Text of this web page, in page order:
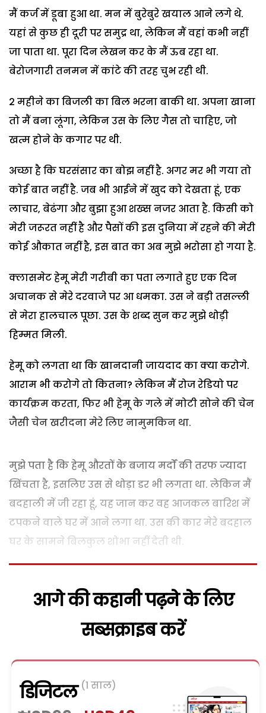
मैं कर्ज में डूबा हुआ था. मन में बुरेबुरे खयाल आने लगे थे.
यहां से कुछ ही दूरी पर समुद्र था, लेकिन मैं वहां कभी नहीं
जा पाता था. पूरा दिन लेखन कर के मैं ऊब रहा था.
बेरोजगारी तनमन में कांटे की तरह चुभ रही थी.
2 महीने का बिजली का बिल भरना बाकी था. अपना खाना
तो मैं बना लूंगा, लेकिन उस के लिए गैस तो चाहिए, जो
खत्म होने के कगार पर थी.
अच्छा है कि घरसंसार का बोझ नहीं है. अगर मर भी गया तो
कोई बात नहीं है. जब भी आईने में खुद को देखता हूं, एक
लाचार, बेढंगा और बुझा हुआ शख्स नजर आता है. किसी को
मेरी जरूरत नहीं है और पैसों की इस दुनिया में रहने की मेरी
कोई औकात नहीं है, इस बात का अब मुझे भरोसा हो गया है.
क्लासमेट हेमू मेरी गरीबी का पता लगाते हुए एक दिन
अचानक से मेरे दरवाजे पर आ धमका. उस ने बड़ी तसल्ली
से मेरा हालचाल पूछा. उस के शब्द सुन कर मुझे थोड़ी
हिम्मत मिली.
हेमू को लगता था कि खानदानी जायदाद का क्या करोगे.
आराम भी करोगे तो कितना? लेकिन मैं रोज रेडियो पर
कार्यक्रम करता, फिर भी हेमू के गले में मोटी सोने की चेन
जैसी चेन खरीदना मेरे लिए नामुमकिन था.
मुझे पता है कि हेमू औरतों के बजाय मर्दों की तरफ ज्यादा
खिंचता है, इसलिए उस से थोड़ा डर भी लगता था. लेकिन मैं
बदहाली में जी रहा हूं, यह जान कर वह आजकल बारिश में
टपकने वाले घर में आने लगा था. उस की कार मेरे बदहाल
घर के सामने बिलकुल शोभा नहीं देती थी.
आगे की कहानी पढ़ने के लिए
सब्सक्राइब करें
डिजिटल (1 साल)